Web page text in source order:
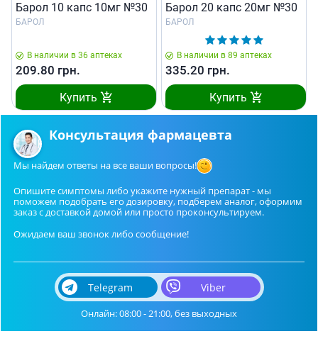
Барол 10 капс 10мг №30
БАРОЛ
В наличии в 36 аптеках
209.80 грн.
Купить
Барол 20 капс 20мг №30
БАРОЛ
В наличии в 89 аптеках
335.20 грн.
Купить
Консультация фармацевта
Мы найдем ответы на все ваши вопросы!
Опишите симптомы либо укажите нужный препарат - мы
поможем подобрать его дозировку, подберем аналог, оформим
заказ с доставкой домой или просто проконсультируем.
Ожидаем ваш звонок либо сообщение!
Telegram Viber
Онлайн: 08:00 - 21:00, без выходных